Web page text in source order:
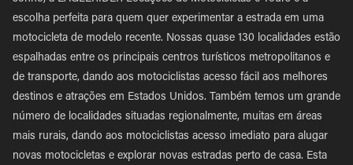
escolha perfeita para quem quer experimentar a estrada em uma
motocicleta de modelo recente. Nossas quase 130 localidades estão
espalhadas entre os principais centros turísticos metropolitanos e
de transporte, dando aos motociclistas acesso fácil aos melhores
destinos e atrações em Estados Unidos. Também temos um grande
número de localidades situadas regionalmente, muitas em áreas
mais rurais, dando aos motociclistas acesso imediato para alugar
novas motocicletas e explorar novas estradas perto de casa. Esta